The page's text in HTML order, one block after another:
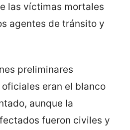
las víctimas mortales
agentes de tránsito y
preliminares
eran el blanco
aunque la
fueron civiles y